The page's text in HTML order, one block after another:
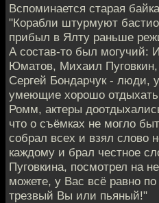
Вспоминается старая
"Корабли штурмуют
прибыл в Ялту раньше
А состав-то был могучий:
Юматов, Михаил
Сергей Бондарчук - люди,
умеющие хорошо
Ромм, актеры
что о съёмках не могло
собрал всех и взял слово
каждому и брал честное
Пуговкина, посмотрел на
можете, у Вас всё равно
трезвый Вы или пьяный!"